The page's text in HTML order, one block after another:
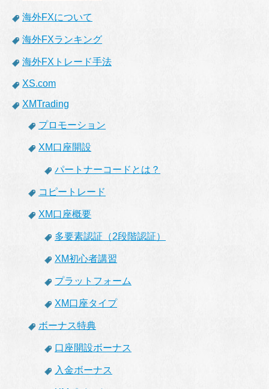
海外FXについて
海外FXランキング
海外FXトレード手法
XS.com
XMTrading
プロモーション
XM口座開設
パートナーコードとは？
コピートレード
XM口座概要
多要素認証（2段階認証）
XM初心者講習
プラットフォーム
XM口座タイプ
ボーナス特典
口座開設ボーナス
入金ボーナス